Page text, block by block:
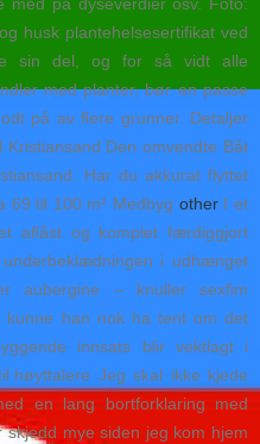
husk plantehelsesertifikat ved
sin del, og for så vidt alle
med planter, bør en passe
på av flere grunner. Detaljer
Den omvendte Båt
Har du akkurat flyttet
69 til 100 m² Medbyg otherI et
aflåst og komplet færdiggjort
i udhænget
aubergine – knuller sexfim
kunne han nok ha tent om det
innsats blir vektlagt i
Jeg skal ikke kjede
en lang bortforklaring med
mye siden jeg kom hjem